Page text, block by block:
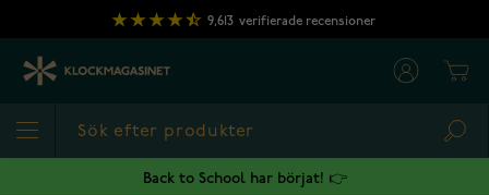
Hoppa till innehållet
9,613 verifierade recensioner
Back to School har börjat! 👉